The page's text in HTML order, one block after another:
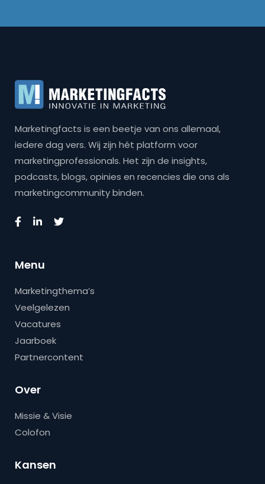
Marketingfacts is een beetje van ons allemaal,
iedere dag vers. Wij zijn hét platform voor
marketingprofessionals. Het zijn de insights,
podcasts, blogs, opinies en recencies die ons als
marketingcommunity binden.
Menu
Marketingthema’s
Veelgelezen
Vacatures
Jaarboek
Partnercontent
Over
Missie & Visie
Colofon
Kansen